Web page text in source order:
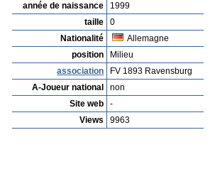
année de naissance
1999
taille
0
Nationalité
Allemagne
position
Milieu
association
FV 1893 Ravensburg
A-Joueur national
non
Site web
-
Views
9963